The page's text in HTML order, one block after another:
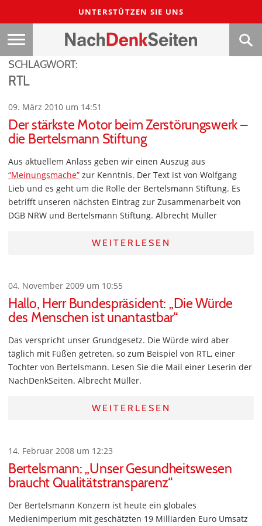
UNTERSTÜTZEN SIE UNS
SCHLAGWORT:
RTL
09. März 2010 um 14:51
Der stärkste Motor beim Zerstörungswerk –
die Bertelsmann Stiftung
Aus aktuellem Anlass geben wir einen Auszug aus
“Meinungsmache” zur Kenntnis. Der Text ist von Wolfgang
Lieb und es geht um die Rolle der Bertelsmann Stiftung. Es
betrifft unseren nächsten Eintrag zur Zusammenarbeit von
DGB NRW und Bertelsmann Stiftung. Albrecht Müller
WEITERLESEN
04. November 2009 um 10:55
Hallo, Herr Bundespräsident: „Die Würde
des Menschen ist unantastbar“
Das verspricht unser Grundgesetz. Die Würde wird aber
täglich mit Füßen getreten, so zum Beispiel von RTL, einer
Tochter von Bertelsmann. Lesen Sie die Mail einer Leserin der
NachDenkSeiten. Albrecht Müller.
WEITERLESEN
14. Februar 2008 um 12:23
Bertelsmann: „Unser Gesundheitswesen
braucht Qualitätstransparenz“
Der Bertelsmann Konzern ist heute ein globales
Medienimperium mit geschätzten 19 Milliarden Euro Umsatz